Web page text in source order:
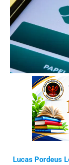
Lucas Pordeus